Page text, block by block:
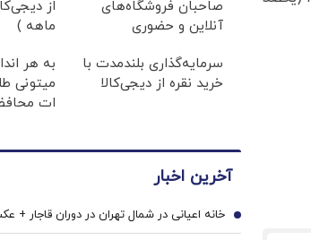
صاحبان فروشگاه‌های
آنلاین و حضوری
ماهه )
سرمایه‌گذاری بلندمدت با
خرید نقره از دیجی‌کالا
به هر
میتونی
ات
آخرین اخبار
خانه اعیانی در شمال تهران در دوران قاجار + 1